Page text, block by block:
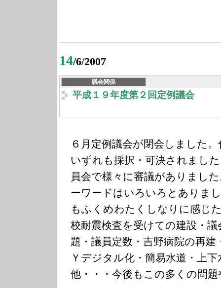
14/6/2007
議会関係
平成１９年度第２回定例議会
６月定例議会が閉会しました
いずれも採択・可決されまし
員会で様々に審議がありまし
ーワードはいろいろとありま
もふくめわたくしなりに感じ
校耐震検査を受けての建設・議
題・議員定数・吉野病院の再建
Ｙデジタル化・簡易水道・上
他・・・今後もこの多くの問